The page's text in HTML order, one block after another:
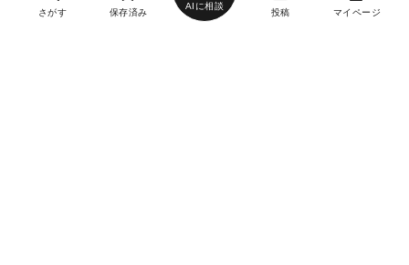
さがす 保存済み
AIに相談
投稿 マイページ